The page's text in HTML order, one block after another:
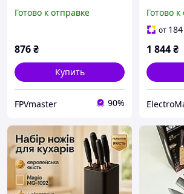
для нарезки,
Готово к отправке
876₴
Купить
FPVmaster 90%
кухни
Готово
от 184
1 844₴